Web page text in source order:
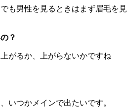
も男性を見るときはまず眉毛を見
？
がるか、上がらないかですね
いつかメインで出たいです。